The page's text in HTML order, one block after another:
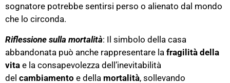
sognatore potrebbe sentirsi perso o alienato dal mondo
che lo circonda.
Riflessione sulla mortalità: Il simbolo della casa
abbandonata può anche rappresentare la fragilità della
vita e la consapevolezza dell’inevitabilità
del cambiamento e della mortalità, sollevando